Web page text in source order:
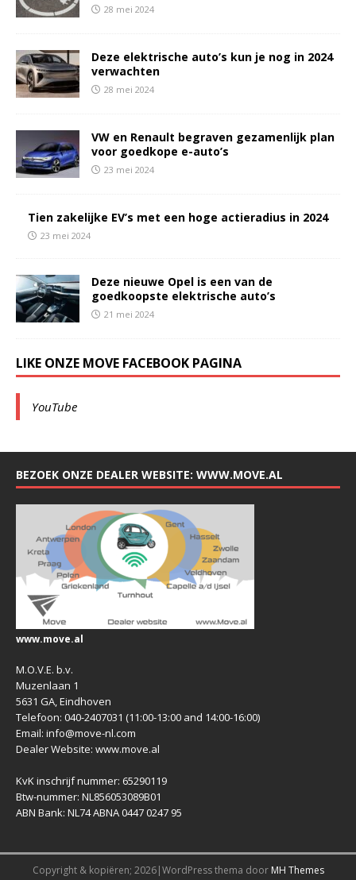
28 mei 2024
Deze elektrische auto’s kun je nog in 2024
verwachten
28 mei 2024
VW en Renault begraven gezamenlijk plan
voor goedkope e-auto’s
23 mei 2024
Tien zakelijke EV’s met een hoge actieradius in 2024
23 mei 2024
Deze nieuwe Opel is een van de
goedkoopste elektrische auto’s
21 mei 2024
LIKE ONZE MOVE FACEBOOK PAGINA
YouTube
BEZOEK ONZE DEALER WEBSITE: WWW.MOVE.AL
www.move.al
M.O.V.E. b.v.
Muzenlaan 1
5631 GA, Eindhoven
Telefoon: 040-2407031 (11:00-13:00 and 14:00-16:00)
Email: info@move-nl.com
Dealer Website: www.move.al
KvK inschrijf nummer: 65290119
Btw-nummer: NL856053089B01
ABN Bank: NL74 ABNA 0447 0247 95
Copyright & kopiëren; 2026|WordPress thema door MH Themes